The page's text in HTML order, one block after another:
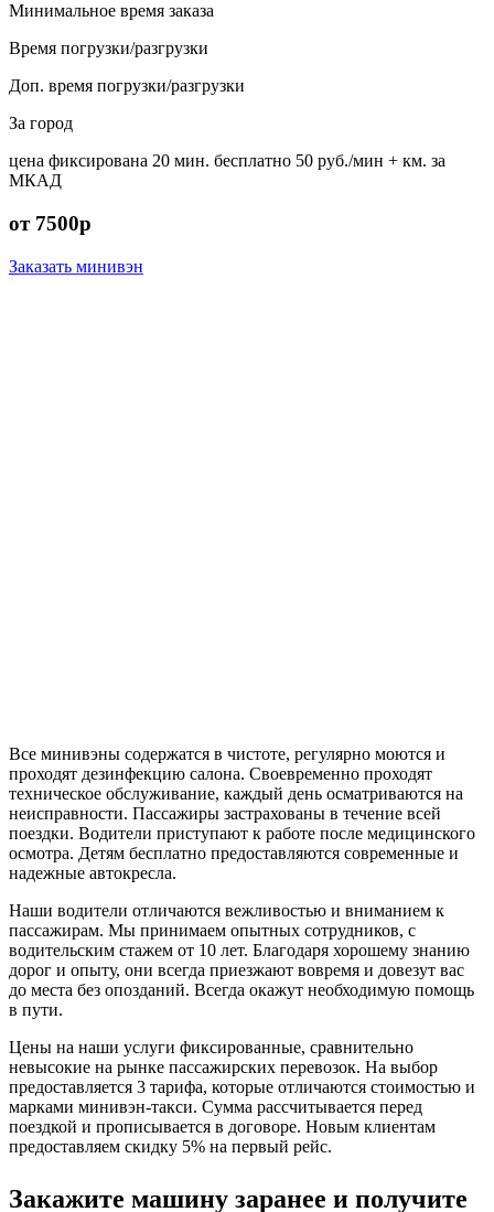
Минимальное время заказа
Время погрузки/разгрузки
Доп. время погрузки/разгрузки
За город
цена фиксирована 20 мин. бесплатно 50 руб./мин + км. за
МКАД
от 7500р
Заказать минивэн
Все минивэны содержатся в чистоте, регулярно моются и
проходят дезинфекцию салона. Своевременно проходят
техническое обслуживание, каждый день осматриваются на
неисправности. Пассажиры застрахованы в течение всей
поездки. Водители приступают к работе после медицинского
осмотра. Детям бесплатно предоставляются современные и
надежные автокресла.
Наши водители отличаются вежливостью и вниманием к
пассажирам. Мы принимаем опытных сотрудников, с
водительским стажем от 10 лет. Благодаря хорошему знанию
дорог и опыту, они всегда приезжают вовремя и довезут вас
до места без опозданий. Всегда окажут необходимую помощь
в пути.
Цены на наши услуги фиксированные, сравнительно
невысокие на рынке пассажирских перевозок. На выбор
предоставляется 3 тарифа, которые отличаются стоимостью и
марками минивэн-такси. Сумма рассчитывается перед
поездкой и прописывается в договоре. Новым клиентам
предоставляем скидку 5% на первый рейс.
Закажите машину заранее и получите